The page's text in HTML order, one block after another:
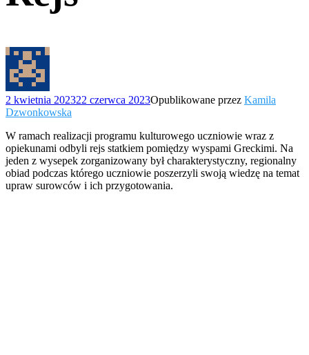
2 kwietnia 202322 czerwca 2023Opublikowane przez Kamila
Dzwonkowska
W ramach realizacji programu kulturowego uczniowie wraz z
opiekunami odbyli rejs statkiem pomiędzy wyspami Greckimi. Na
jeden z wysepek zorganizowany był charakterystyczny, regionalny
obiad podczas którego uczniowie poszerzyli swoją wiedzę na temat
upraw surowców i ich przygotowania.